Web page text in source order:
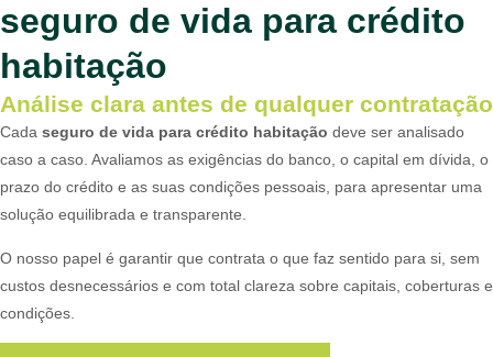
seguro de vida para crédito
habitação
Análise clara antes de qualquer contratação
Cada seguro de vida para crédito habitação deve ser analisado
caso a caso. Avaliamos as exigências do banco, o capital em dívida, o
prazo do crédito e as suas condições pessoais, para apresentar uma
solução equilibrada e transparente.
O nosso papel é garantir que contrata o que faz sentido para si, sem
custos desnecessários e com total clareza sobre capitais, coberturas e
condições.